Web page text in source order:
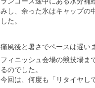
みし、余った氷はキャップの
した。
痛風後と暑さでペースは遅い
フィニッシュ会場の競技場ま
るのでした。
今回は、何度も「リタイヤし